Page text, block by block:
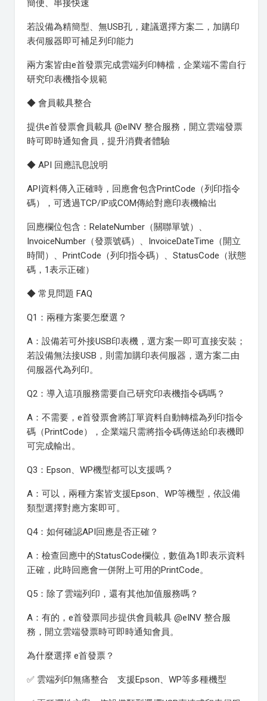
簡便、串接快速
若設備為精簡型、無USB孔，建議選擇方案二，加購印
表伺服器即可補足列印能力
兩方案皆由e首發票完成雲端列印轉檔，企業端不需自行
研究印表機指令規範
◆ 會員載具整合
提供e首發票會員載具 @eINV 整合服務，開立雲端發票
時可即時通知會員，提升消費者體驗
◆ API 回應訊息說明
API資料傳入正確時，回應會包含PrintCode（列印指令
碼），可透過TCP/IP或COM傳給對應印表機輸出
回應欄位包含：RelateNumber（關聯單號）、
InvoiceNumber（發票號碼）、InvoiceDateTime（開立
時間）、PrintCode（列印指令碼）、StatusCode（狀態
碼，1表示正確）
◆ 常見問題 FAQ
Q1：兩種方案要怎麼選？
A：設備若可外接USB印表機，選方案一即可直接安裝；
若設備無法接USB，則需加購印表伺服器，選方案二由
伺服器代為列印。
Q2：導入這項服務需要自己研究印表機指令碼嗎？
A：不需要，e首發票會將訂單資料自動轉檔為列印指令
碼（PrintCode），企業端只需將指令碼傳送給印表機即
可完成輸出。
Q3：Epson、WP機型都可以支援嗎？
A：可以，兩種方案皆支援Epson、WP等機型，依設備
類型選擇對應方案即可。
Q4：如何確認API回應是否正確？
A：檢查回應中的StatusCode欄位，數值為1即表示資料
正確，此時回應會一併附上可用的PrintCode。
Q5：除了雲端列印，還有其他加值服務嗎？
A：有的，e首發票同步提供會員載具 @eINV 整合服
務，開立雲端發票時可即時通知會員。
為什麼選擇 e首發票？
✅ 雲端列印無痛整合 支援Epson、WP等多種機型